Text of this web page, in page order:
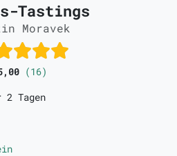
Tastings
Moravek
(16)
Tagen